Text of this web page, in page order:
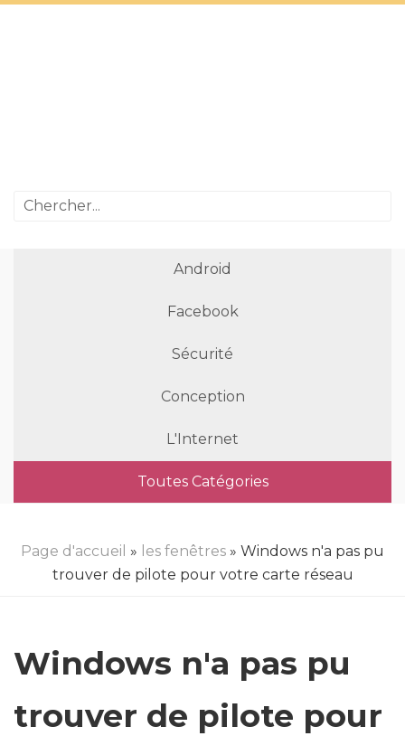
Android
Facebook
Sécurité
Conception
L'Internet
Toutes Catégories
Page d'accueil » les fenêtres » Windows n'a pas pu
trouver de pilote pour votre carte réseau
Windows n'a pas pu
trouver de pilote pour